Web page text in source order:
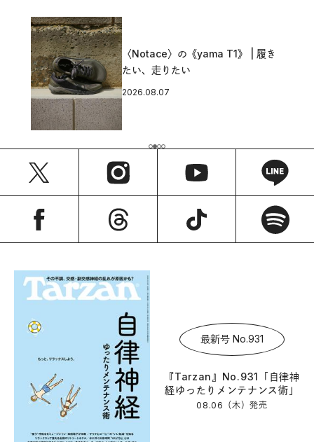
〈Notace〉の《yama T1》 | 履き
たい、走りたい
2026.08.07
最新号 No.931
『Tarzan』No.931「自律神
経ゆったりメンテナンス術」
08.06（木）発売